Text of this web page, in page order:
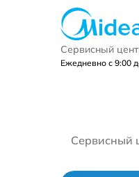
Сервисный
Ежедневно с 9:00
Сервисный